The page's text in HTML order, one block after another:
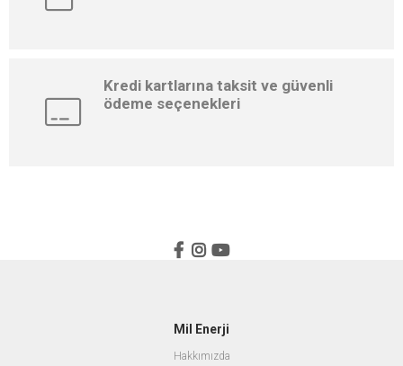
Kredi kartlarına taksit ve güvenli
ödeme seçenekleri
Mil Enerji
Hakkımızda